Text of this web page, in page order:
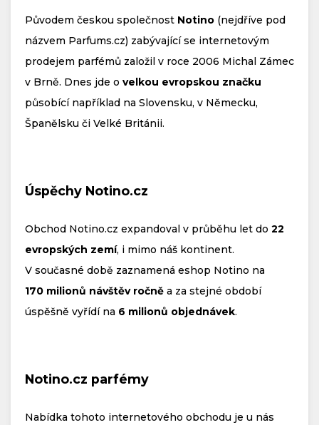
Původem českou společnost Notino (nejdříve pod
názvem Parfums.cz) zabývající se internetovým
prodejem parfémů založil v roce 2006 Michal Zámec
v Brně. Dnes jde o velkou evropskou značku
působící například na Slovensku, v Německu,
Španělsku či Velké Británii.
Úspěchy Notino.cz
Obchod Notino.cz expandoval v průběhu let do 22
evropských zemí, i mimo náš kontinent.
V současné době zaznamená eshop Notino na
170 milionů návštěv ročně a za stejné období
úspěšně vyřídí na 6 milionů objednávek.
Notino.cz parfémy
Nabídka tohoto internetového obchodu je u nás